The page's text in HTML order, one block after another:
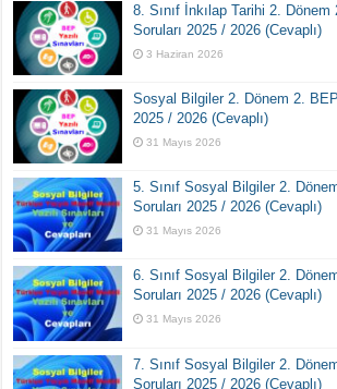
8. Sınıf İnkılap Tarihi 2. Dönem
Soruları 2025 / 2026 (Cevaplı)
3 Haziran 2026
Sosyal Bilgiler 2. Dönem 2. BEP
2025 / 2026 (Cevaplı)
31 Mayıs 2026
5. Sınıf Sosyal Bilgiler 2.
Soruları 2025 / 2026 (Cevaplı)
31 Mayıs 2026
6. Sınıf Sosyal Bilgiler 2.
Soruları 2025 / 2026 (Cevaplı)
31 Mayıs 2026
7. Sınıf Sosyal Bilgiler 2.
Soruları 2025 / 2026 (Cevaplı)